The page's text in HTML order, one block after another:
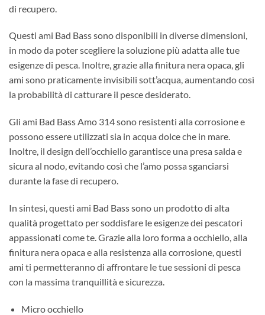
di recupero.
Questi ami Bad Bass sono disponibili in diverse dimensioni,
in modo da poter scegliere la soluzione più adatta alle tue
esigenze di pesca. Inoltre, grazie alla finitura nera opaca, gli
ami sono praticamente invisibili sott’acqua, aumentando così
la probabilità di catturare il pesce desiderato.
Gli ami Bad Bass Amo 314 sono resistenti alla corrosione e
possono essere utilizzati sia in acqua dolce che in mare.
Inoltre, il design dell’occhiello garantisce una presa salda e
sicura al nodo, evitando così che l’amo possa sganciarsi
durante la fase di recupero.
In sintesi, questi ami Bad Bass sono un prodotto di alta
qualità progettato per soddisfare le esigenze dei pescatori
appassionati come te. Grazie alla loro forma a occhiello, alla
finitura nera opaca e alla resistenza alla corrosione, questi
ami ti permetteranno di affrontare le tue sessioni di pesca
con la massima tranquillità e sicurezza.
Micro occhiello